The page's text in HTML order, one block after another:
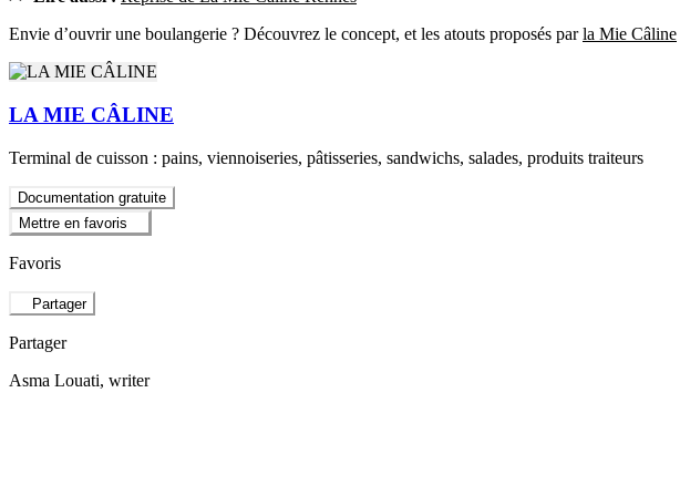
Envie d’ouvrir une boulangerie ? Découvrez le concept, et les atouts proposés parla Mie Câline
LA MIE CÂLINE
Terminal de cuisson : pains, viennoiseries, pâtisseries, sandwichs, salades, produits traiteurs
Documentation gratuite
Mettre en favoris
Favoris
Partager
Partager
Asma Louati, writer